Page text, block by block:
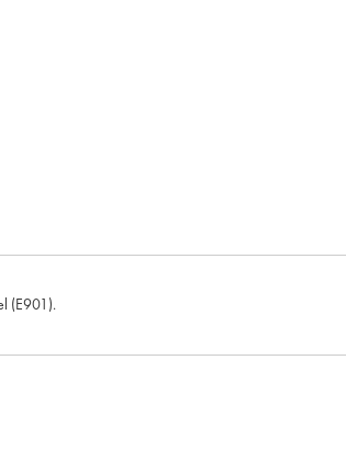
(E901).